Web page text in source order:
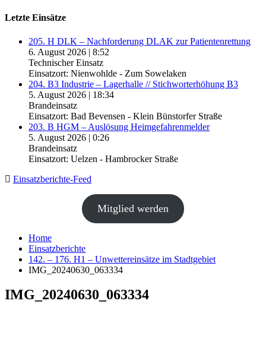
Letzte Einsätze
205. H DLK – Nachforderung DLAK zur Patientenrettung
6. August 2026 | 8:52
Technischer Einsatz
Einsatzort: Nienwohlde - Zum Sowelaken
204. B3 Industrie – Lagerhalle // Stichworterhöhung B3
5. August 2026 | 18:34
Brandeinsatz
Einsatzort: Bad Bevensen - Klein Bünstorfer Straße
203. B HGM – Auslösung Heimgefahrenmelder
5. August 2026 | 0:26
Brandeinsatz
Einsatzort: Uelzen - Hambrocker Straße
Einsatzberichte-Feed
Mitglied werden
Home
Einsatzberichte
142. – 176. H1 – Unwettereinsätze im Stadtgebiet
IMG_20240630_063334
IMG_20240630_063334